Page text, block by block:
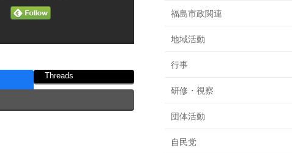
Threads
福島市政関連
地域活動
行事
研修・視察
団体活動
自民党